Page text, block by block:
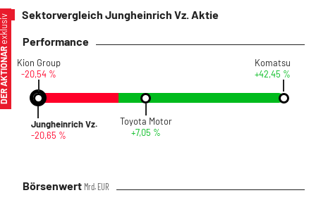
Sektorvergleich Jungheinrich Vz. Aktie
Performance
Jungheinrich Vz.
-20,65 %
Kion Group
-20,54 %
Toyota Motor
+7,05 %
Komatsu
+42,45 %
Börsenwert Mrd. EUR